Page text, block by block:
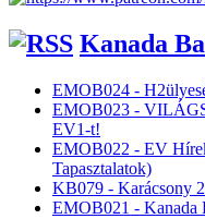
Kanada
EMOB024 -
EMOB023 -
EV1-t!
EMOB022 - EV
Tapasztalatok)
KB079 - Karácsony
EMOB021 - Kanada